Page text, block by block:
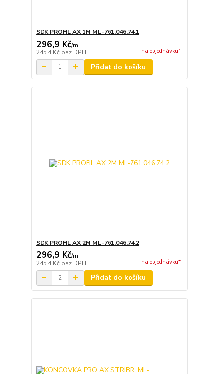
SDK PROFIL AX 1M ML-761.046.74.1
296,9 Kč/m
245,4 Kč bez DPH na objednávku*
Přidat do košíku
SDK PROFIL AX 2M ML-761.046.74.2
296,9 Kč/m
245,4 Kč bez DPH na objednávku*
Přidat do košíku